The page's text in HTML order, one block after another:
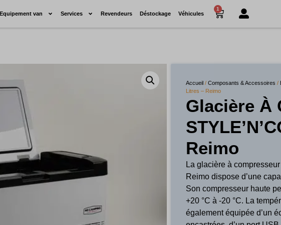
Equipement van Services Revendeurs Déstockage Véhicules
1
Accueil /Composants & Accessoires /
Litres – Reimo
Glacière À
Reimo
La glacière à
Reimo dispose d’une
Son compresseur haute
+20 °C à -20 °C. La
également équipée d’un